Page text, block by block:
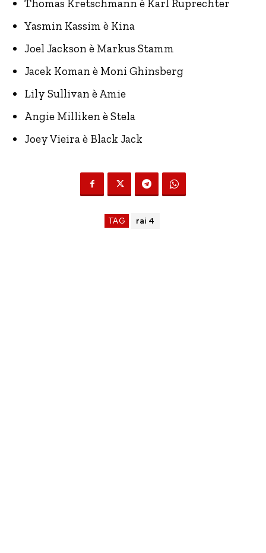
Thomas Kretschmann è Karl Ruprechter
Yasmin Kassim è Kina
Joel Jackson è Markus Stamm
Jacek Koman è Moni Ghinsberg
Lily Sullivan è Amie
Angie Milliken è Stela
Joey Vieira è Black Jack
TAG rai 4